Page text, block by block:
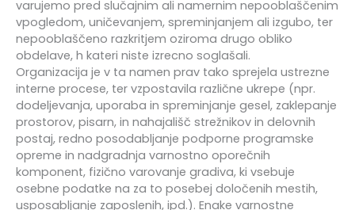
varujemo pred slučajnim ali namernim nepooblaščenim
vpogledom, uničevanjem, spreminjanjem ali izgubo, ter
nepooblaščeno razkritjem oziroma drugo obliko
obdelave, h kateri niste izrecno soglašali.
Organizacija je v ta namen prav tako sprejela ustrezne
interne procese, ter vzpostavila različne ukrepe (npr.
dodeljevanja, uporaba in spreminjanje gesel, zaklepanje
prostorov, pisarn, in nahajališč strežnikov in delovnih
postaj, redno posodabljanje podporne programske
opreme in nadgradnja varnostno oporečnih
komponent, fizično varovanje gradiva, ki vsebuje
osebne podatke na za to posebej določenih mestih,
usposabljanje zaposlenih, ipd.). Enake varnostne